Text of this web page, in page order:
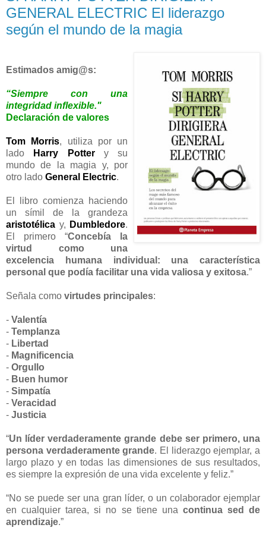
GENERAL ELECTRIC El liderazgo
según el mundo de la magia
Estimados amig@s:
“Siempre con una
integridad inflexible."
Declaración de valores
Tom Morris, utiliza por un
lado
Harry Pottery su
mundo de la magia y, por
otro lado General Electric.
El libro comienza haciendo
un símil de la grandeza
aristotélica y, Dumbledore.
El primero “Concebía la
virtud como una
excelencia humana individual: una característica
personal que podía facilitar una vida valiosa y exitosa.”
Señala como virtudes principales:
- Valentía
- Templanza
- Libertad
- Magnificencia
- Orgullo
- Buen humor
- Simpatía
- Veracidad
- Justicia
“Un líder verdaderamente grande debe ser primero, una
persona verdaderamente grande. El liderazgo ejemplar, a
largo plazo y en todas las dimensiones de sus resultados,
es siempre la expresión de una vida excelente y feliz.”
“No se puede ser una gran líder, o un colaborador ejemplar
en cualquier tarea, si no se tiene una continua sed de
aprendizaje.”